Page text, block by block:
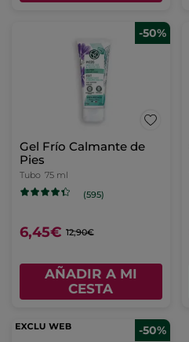
-50%
Gel Frío Calmante de
Pies
Tubo 75 ml
(595)
6,45€ 12,90€
AÑADIR A MI
CESTA
-50%